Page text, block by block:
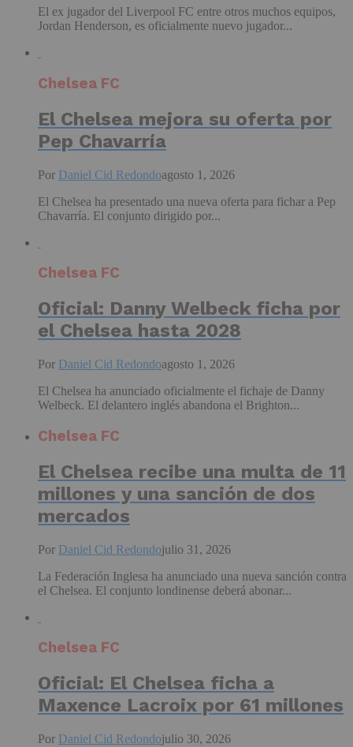
El ex jugador del Liverpool FC entre otros muchos equipos,
Jordan Henderson, es oficialmente nuevo jugador...
Chelsea FC
El Chelsea mejora su oferta por
Pep Chavarría
Por Daniel Cid Redondoagosto 1, 2026
El Chelsea ha presentado una nueva oferta para fichar a Pep
Chavarría. El conjunto dirigido por...
Chelsea FC
Oficial: Danny Welbeck ficha por
el Chelsea hasta 2028
Por Daniel Cid Redondoagosto 1, 2026
El Chelsea ha anunciado oficialmente el fichaje de Danny
Welbeck. El delantero inglés abandona el Brighton...
Chelsea FC
El Chelsea recibe una multa de 11
millones y una sanción de dos
mercados
Por Daniel Cid Redondojulio 31, 2026
La Federación Inglesa ha anunciado una nueva sanción contra
el Chelsea. El conjunto londinense deberá abonar...
Chelsea FC
Oficial: El Chelsea ficha a
Maxence Lacroix por 61 millones
Por Daniel Cid Redondojulio 30, 2026